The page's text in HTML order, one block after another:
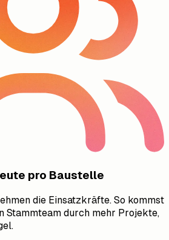
pro Baustelle
die Einsatzkräfte. So kommst
Stammteam durch mehr Projekte,